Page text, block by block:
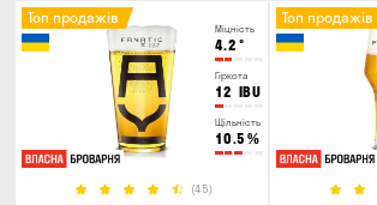
Міцність
4.2 °
Гіркота
12 IBU
Щільність
10.5 %
(45)
Топ продажів Топ продажів